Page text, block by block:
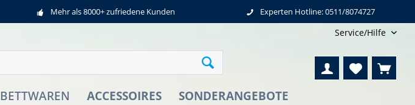
Mehr als 8000+ zufriedene Kunden Experten Hotline: 0511/8074727
Service/Hilfe
BETTWAREN ACCESSOIRES SONDERANGEBOTE